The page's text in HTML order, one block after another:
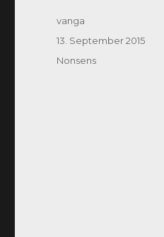
Autor
vanga
Veröffentlicht
13. September 2015
Kategorien
Nonsens